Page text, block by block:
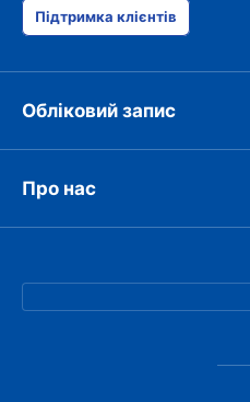
Підтримка клієнтів
Обліковий запис
Про нас